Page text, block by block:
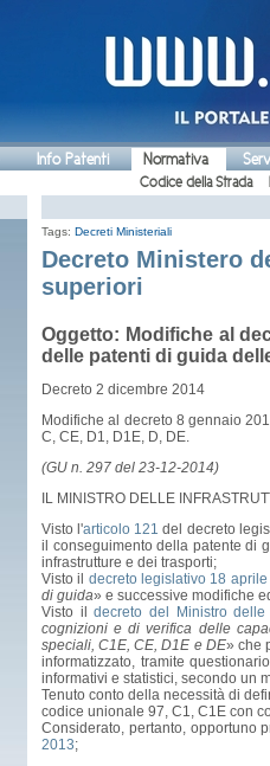
Info Patenti Normativa
Codice della Strada
Tags: Decreti Ministeriali
Decreto Ministero
superiori
Oggetto: Modifiche al
delle patenti di guida
Decreto 2 dicembre 2014
Modifiche al decreto 8 gennaio
C, CE, D1, D1E, D, DE.
(GU n. 297 del 23-12-2014)
IL MINISTRO DELLE
Visto l'articolo 121 del decreto
il conseguimento della patente di
infrastrutture e dei trasporti;
Visto il decreto legislativo 18 aprile
di guida» e successive modifiche
Visto ildecreto del Ministro
cognizioni e di verifica delle
speciali, C1E, CE, D1E e DE» che
informatizzato, tramite
informativi e statistici, secondo un
Tenuto conto della necessità di
codice unionale 97, C1, C1E con
Considerato, pertanto, opportuno
2013;